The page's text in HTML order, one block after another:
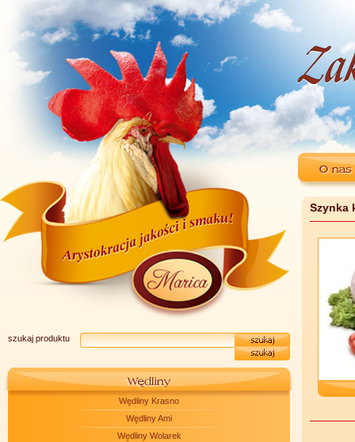
szukaj produktu
Wędliny Krasno
Wędliny Ami
Wędliny Wolarek
Szynka